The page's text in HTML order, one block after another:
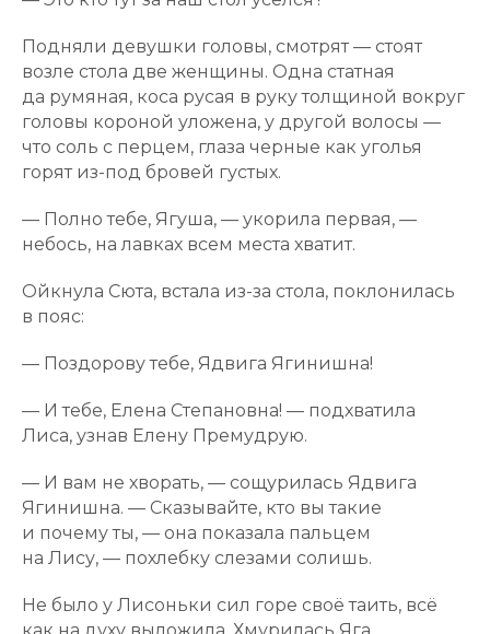
Подняли девушки головы, смотрят — стоят
возле стола две женщины. Одна статная
да румяная, коса русая в руку толщиной вокруг
головы короной уложена, у другой волосы —
что соль с перцем, глаза черные как уголья
горят из-под бровей густых.
— Полно тебе, Ягуша, — укорила первая, —
небось, на лавках всем места хватит.
Ойкнула Сюта, встала из-за стола, поклонилась
в пояс:
— Поздорову тебе, Ядвига Ягинишна!
— И тебе, Елена Степановна! — подхватила
Лиса, узнав Елену Премудрую.
— И вам не хворать, — сощурилась Ядвига
Ягинишна. — Сказывайте, кто вы такие
и почему ты, — она показала пальцем
на Лису, — похлебку слезами солишь.
Не было у Лисоньки сил горе своё таить, всё